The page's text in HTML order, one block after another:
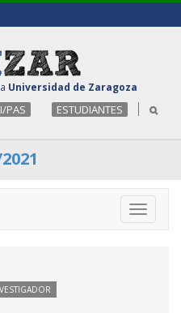
Universidad de Zaragoza
PAS ESTUDIANTES
Toggle